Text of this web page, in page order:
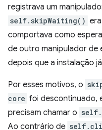
registrava um
self.skipWaiting()
comportava como
de outro manipulador de
depois que a instalação
Por esses motivos, o
core foi descontinuado,
precisam chamar o
Ao contrário de